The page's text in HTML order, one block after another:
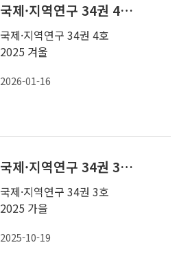
국제·지역연구 34권 4호 2025 겨울
국제·지역연구 34권 4호
2025 겨울
2026-01-16
국제·지역연구 34권 3호 2025 가을
국제·지역연구 34권 3호
2025 가을
2025-10-19